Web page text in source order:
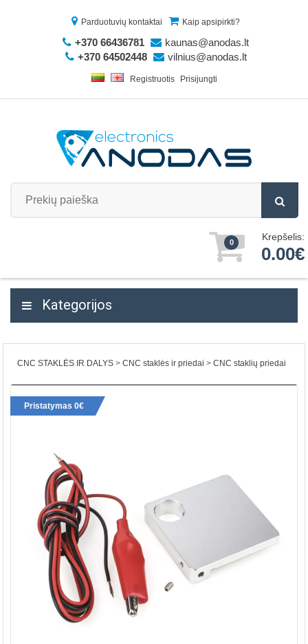
Parduotuvių kontaktai Kaip apsipirkti?
+370 66436781
kaunas@anodas.lt
+370 64502448
vilnius@anodas.lt
Registruotis Prisijungti
0 Krepšelis:
0.00€
Kategorijos
CNC STAKLĖS IR DALYS CNC staklės ir priedai CNC staklių priedai
Pristatymas 0€